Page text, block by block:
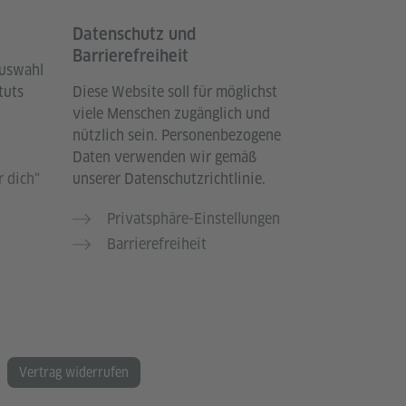
dich“
Datenschutz und
Barrierefreiheit
Diese Website soll für möglichst
viele Menschen zugänglich und
nützlich sein. Personenbezogene
Daten verwenden wir gemäß
unserer Datenschutzrichtlinie.
Privatsphäre-Einstellungen
Barrierefreiheit
Vertrag widerrufen